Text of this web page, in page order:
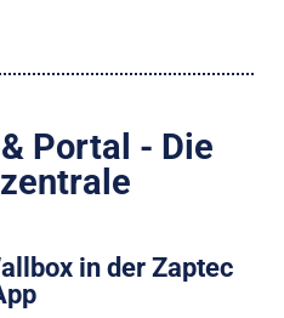
Portal - Die
in der Zaptec